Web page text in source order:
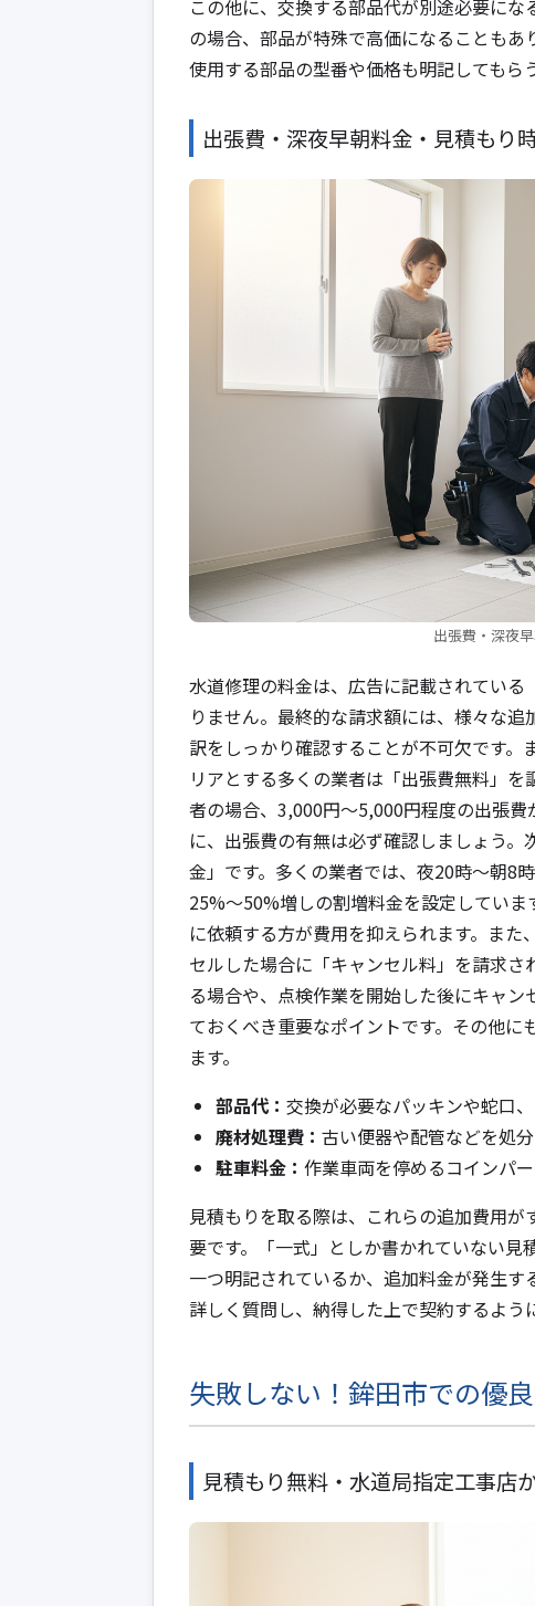
この他に、交換する部品代が別途必要に
の場合、部品が特殊で高価になることもあ
使用する部品の型番や価格も明記してもら
出張費・深夜早朝料金・見積もり
出張費・深夜
水道修理の料金は、広告に記載されてい
りません。最終的な請求額には、様々な
訳をしっかり確認することが不可欠です
リアとする多くの業者は「出張費無料」
者の場合、3,000円〜5,000円程度の出張
に、出張費の有無は必ず確認しましょう
金」です。多くの業者では、夜20時〜朝8
25%〜50%増しの割増料金を設定してい
に依頼する方が費用を抑えられます。ま
セルした場合に「キャンセル料」を請求
る場合や、点検作業を開始した後にキャ
ておくべき重要なポイントです。その他
ます。
部品代： 交換が必要なパッキンや蛇口
廃材処理費： 古い便器や配管などを処分
駐車料金： 作業車両を停めるコインパ
見積もりを取る際は、これらの追加費用
要です。「一式」としか書かれていない
一つ明記されているか、追加料金が発生
詳しく質問し、納得した上で契約するよう
失敗しない！鉾田市での優
見積もり無料・水道局指定工事店